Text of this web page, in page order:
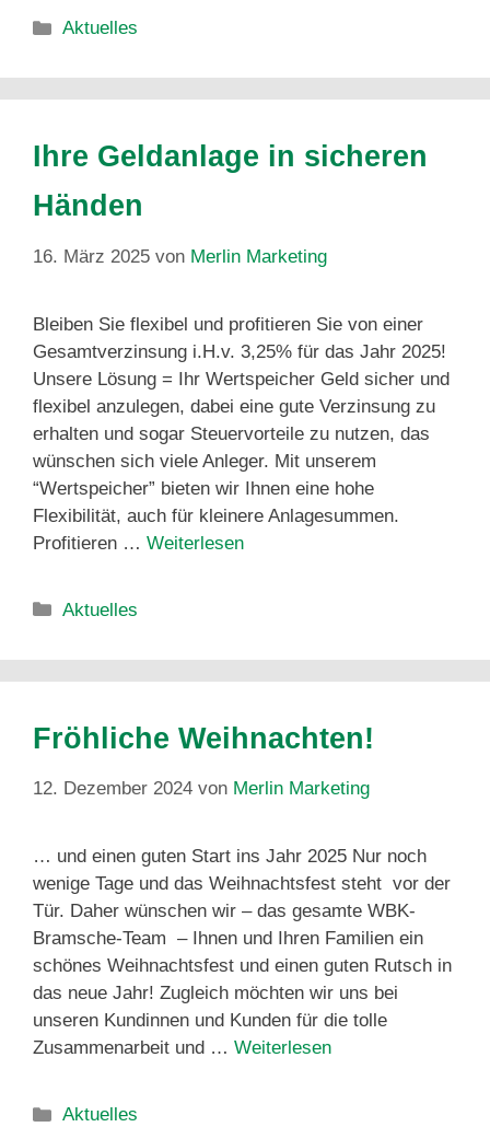
Aktuelles
Ihre Geldanlage in sicheren
Händen
16. März 2025 von Merlin Marketing
Bleiben Sie flexibel und profitieren Sie von einer
Gesamtverzinsung i.H.v. 3,25% für das Jahr 2025!
Unsere Lösung = Ihr Wertspeicher Geld sicher und
flexibel anzulegen, dabei eine gute Verzinsung zu
erhalten und sogar Steuervorteile zu nutzen, das
wünschen sich viele Anleger. Mit unserem
“Wertspeicher” bieten wir Ihnen eine hohe
Flexibilität, auch für kleinere Anlagesummen.
Profitieren … Weiterlesen
Aktuelles
Fröhliche Weihnachten!
12. Dezember 2024 von Merlin Marketing
… und einen guten Start ins Jahr 2025 Nur noch
wenige Tage und das Weihnachtsfest steht vor der
Tür. Daher wünschen wir – das gesamte WBK-
Bramsche-Team – Ihnen und Ihren Familien ein
schönes Weihnachtsfest und einen guten Rutsch in
das neue Jahr! Zugleich möchten wir uns bei
unseren Kundinnen und Kunden für die tolle
Zusammenarbeit und … Weiterlesen
Aktuelles